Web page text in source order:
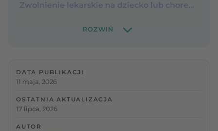
Zwolnienie lekarskie na dziecko lub chorego członka rodziny
DATA PUBLIKACJI
11 maja, 2026
OSTATNIA AKTUALIZACJA
17 lipca, 2026
AUTOR